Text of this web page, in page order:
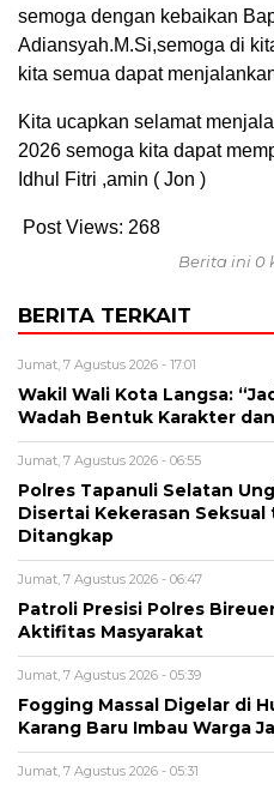
semoga dengan kebaikan
Adiansyah.M.Si,semoga di
kita semua dapat
Kita ucapkan selamat
2026 semoga kita dapat
Idhul Fitri ,amin ( Jon )
Post Views: 268
Berita ini 0
BERITA TERKAIT
Jumat, 7 Agustus 2026 - 17:01
Wakil Wali Kota Langsa:
Wadah Bentuk Karakter
Jumat, 7 Agustus 2026 - 06:55
Polres Tapanuli Selatan
Disertai Kekerasan
Ditangkap
Jumat, 7 Agustus 2026 - 06:47
Patroli Presisi Polres
Aktifitas Masyarakat
Jumat, 7 Agustus 2026 - 05:39
Fogging Massal Digelar di
Karang Baru Imbau Warga
Jumat, 7 Agustus 2026 - 05:31